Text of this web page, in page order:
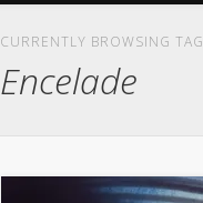
CURRENTLY BROWSING TAG
Encelade